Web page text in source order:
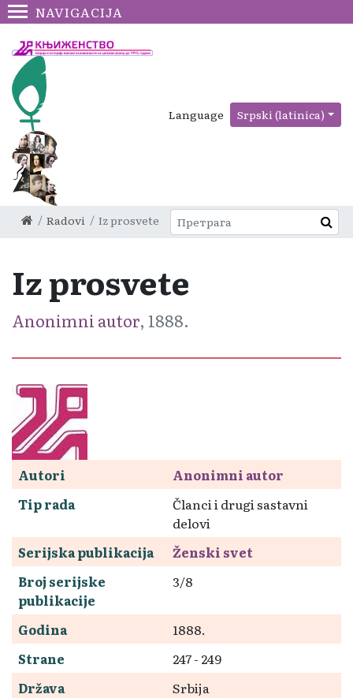
NAVIGACIJA
Language Srpski (latinica)
Radovi Iz prosvete
Iz prosvete
Anonimni autor, 1888.
Autori
Anonimni autor
Tip rada
Članci i drugi sastavni
delovi
Serijska publikacija
Ženski svet
Broj serijske
publikacije
3/8
Godina
1888.
Strane
247 - 249
Država
Srbija